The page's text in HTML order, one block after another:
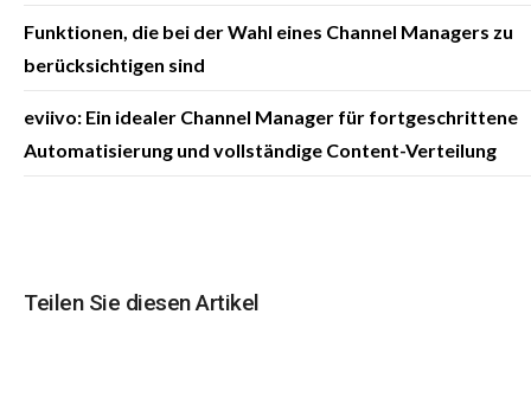
Funktionen, die bei der Wahl eines Channel Managers zu
berücksichtigen sind
eviivo: Ein idealer Channel Manager für fortgeschrittene
Automatisierung und vollständige Content-Verteilung
Teilen Sie diesen Artikel